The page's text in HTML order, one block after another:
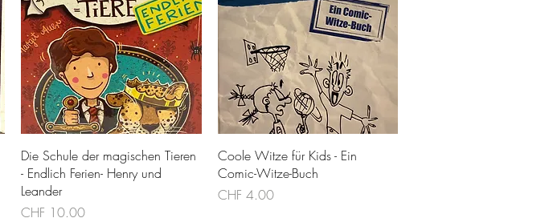
Schnellansicht
Die Schule der magischen Tieren
- Endlich Ferien- Henry und
Leander
Preis
CHF 10.00
Schnellansicht
Coole Witze für Kids - Ein
Comic-Witze-Buch
Preis
CHF 4.00